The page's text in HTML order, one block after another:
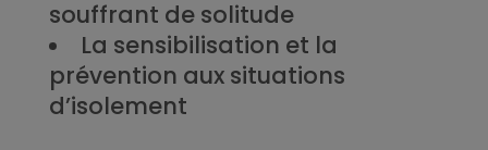
souffrant de solitude
La sensibilisation et la
prévention aux situations
d’isolement